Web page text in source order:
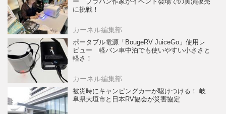
に挑戦！
カーネル編集部
ポータブル電源「BougeRV JuiceGo」使用レ
ビュー 軽バン車中泊でも使いやすい小ささと
軽さ！
カーネル編集部
被災時にキャンピングカーが駆けつける！ 岐
阜県大垣市と日本RV協会が災害協定